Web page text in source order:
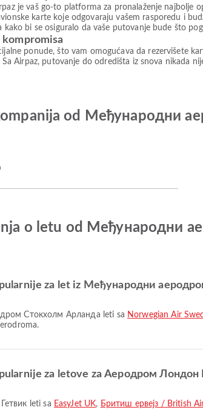
je vaš go-to platforma za pronalaženje najbolje
karte koje odgovaraju vašem rasporedu i
bi se osiguralo da vaše putovanje bude što
kompromisa
ponude, što vam omogućava da rezervišete
Airpaz, putovanje do odredišta iz snova nikada
od Међународни
o letu od Међународни
za let iz Међународни
Стокхолм Арланда leti sa Norwegian Air
za letove za Аеродром Лондон
leti sa EasyJet UK, Бритиш ервејз / British